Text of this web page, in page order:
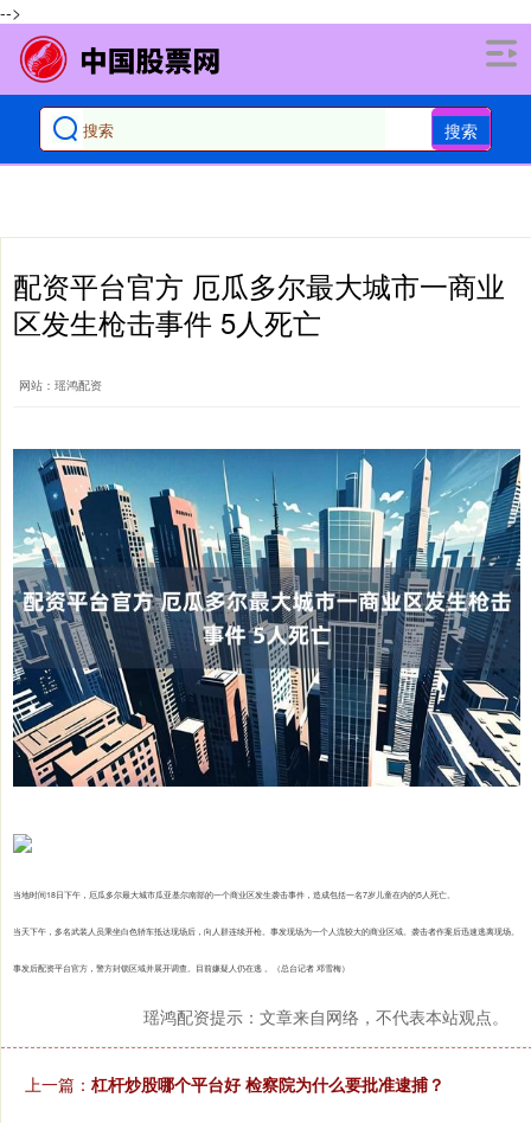
-->
搜索
配资平台官方 厄瓜多尔最大城市一商业
区发生枪击事件 5人死亡
网站：瑶鸿配资
当地时间18日下午，厄瓜多尔最大城市瓜亚基尔南部的一个商业区发生袭击事件，造成包括一名7岁儿童在内的5人死亡。
当天下午，多名武装人员乘坐白色轿车抵达现场后，向人群连续开枪。事发现场为一个人流较大的商业区域。袭击者作案后迅速逃离现场。
事发后配资平台官方，警方封锁区域并展开调查。目前嫌疑人仍在逃 。（总台记者 邓雪梅）
瑶鸿配资提示：文章来自网络，不代表本站观点。
上一篇： 杠杆炒股哪个平台好 检察院为什么要批准逮捕？